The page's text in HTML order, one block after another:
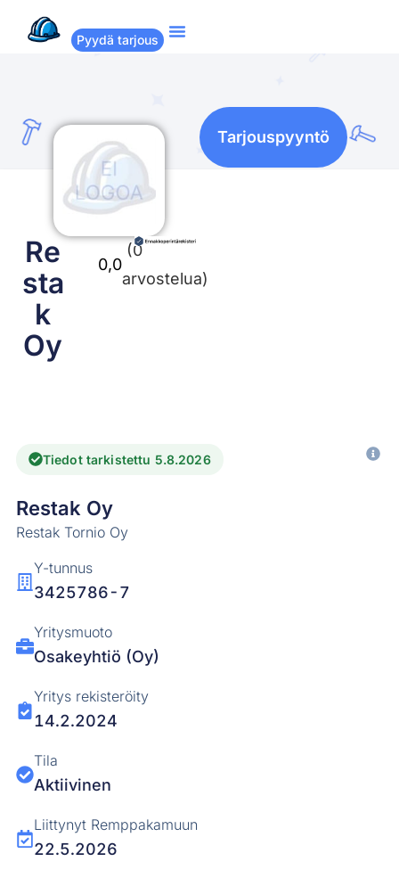
Pyydä tarjous
Re
sta
k
Oy
0,0
(0
arvostelua)
Tarjouspyyntö
Tiedot tarkistettu 5.8.2026
Restak Oy
Restak Tornio Oy
Y-tunnus
3425786-7
Yritysmuoto
Osakeyhtiö (Oy)
Yritys rekisteröity
14.2.2024
Tila
Aktiivinen
Liittynyt Remppakamuun
22.5.2026